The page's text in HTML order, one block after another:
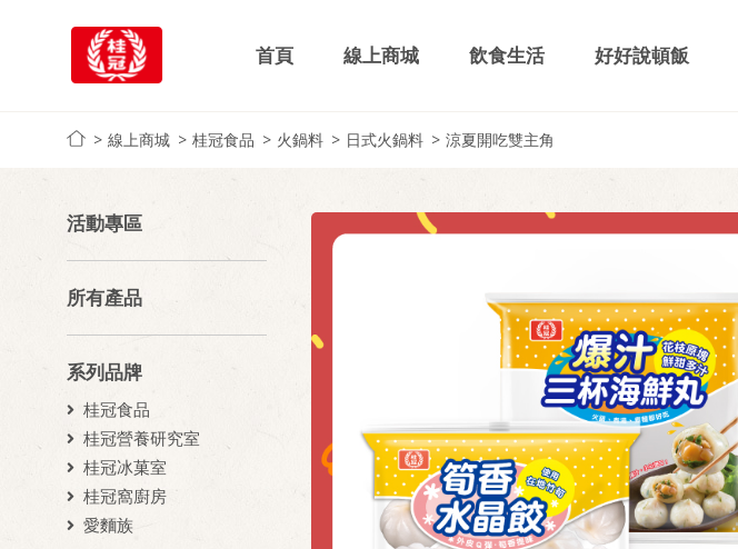
首頁 線上商城 飲食生活 好好說頓飯
線上商城 桂冠食品 火鍋料 日式火鍋料 涼夏開吃雙主角
活動專區
所有產品
系列品牌
桂冠食品
桂冠營養研究室
桂冠冰菓室
桂冠窩廚房
愛麵族